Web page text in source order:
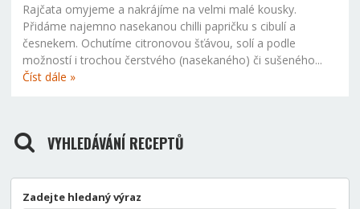
Rajčata omyjeme a nakrájíme na velmi malé kousky.
Přidáme najemno nasekanou chilli papričku s cibulí a
česnekem. Ochutíme citronovou šťávou, solí a podle
možností i trochou čerstvého (nasekaného) či sušeného...
Číst dále »
VYHLEDÁVÁNÍ RECEPTŮ
Zadejte hledaný výraz